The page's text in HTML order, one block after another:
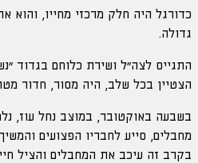
כדורגל היה חלק מרכזי מחייו, והוא
גדולה.
התגייס לצה״ל ושירת כלוחם בגדוד
הצטיין בכל שלב, היה מסור, חדור
בשבעה באוקטובר, במוצב נחל עוז,
מחבלים, סייע לחבריו הפצועים
בקרב זה עיכב את המחבלים והציל